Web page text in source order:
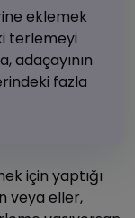
eklemek
terlemeyi
adaçayının
fazla
için yaptığı
veya eller,